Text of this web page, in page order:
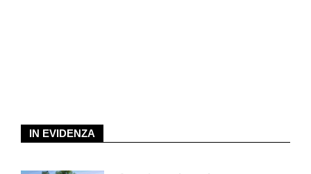
della specialista in attivazione che lavora in modo mirato con il
IN EVIDENZA